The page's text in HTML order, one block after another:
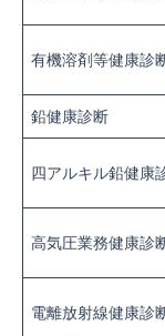
有機溶剤等健康診
鉛健康診断
四アルキル鉛健康
高気圧業務健康診
電離放射線健康診